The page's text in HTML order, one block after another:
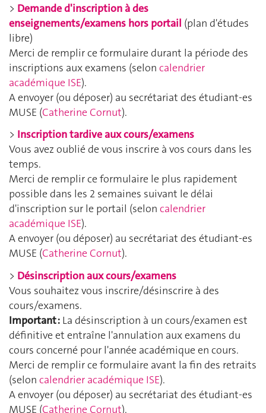
> Demande d'inscription à des
enseignements/examens hors portail (plan d'études
libre)
Merci de remplir ce formulaire durant la période des
inscriptions aux examens (selon calendrier
académique ISE).
A envoyer (ou déposer) au secrétariat des étudiant-es
MUSE (Catherine Cornut).
> Inscription tardive aux cours/examens
Vous avez oublié de vous inscrire à vos cours dans les
temps.
Merci de remplir ce formulaire le plus rapidement
possible dans les 2 semaines suivant le délai
d'inscription sur le portail (selon calendrier
académique ISE).
A envoyer (ou déposer) au secrétariat des étudiant-es
MUSE (Catherine Cornut).
> Désinscription aux cours/examens
Vous souhaitez vous inscrire/désinscrire à des
cours/examens.
Important : La désinscription à un cours/examen est
définitive et entraîne l'annulation aux examens du
cours concerné pour l'année académique en cours.
Merci de remplir ce formulaire avant la fin des retraits
(selon calendrier académique ISE).
A envoyer (ou déposer) au secrétariat des étudiant-es
MUSE (Catherine Cornut).